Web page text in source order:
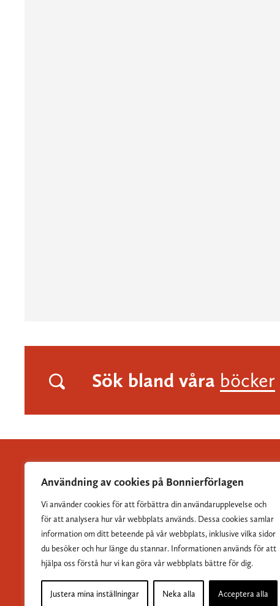
Användning av cookies på Bonnierförlagen
Vi använder cookies för att förbättra din användarupplevelse och
för att analysera hur vår webbplats används. Dessa cookies samlar
information om ditt beteende på vår webbplats, inklusive vilka sidor
du besöker och hur länge du stannar. Informationen används för att
hjälpa oss förstå hur vi kan göra vår webbplats bättre för dig.
Justera mina inställningar Neka alla Acceptera alla
Sök bland våra böcker
Albert Bonniers Förlag grundades 1837 och är Sveriges
största skönlitterära förlag.